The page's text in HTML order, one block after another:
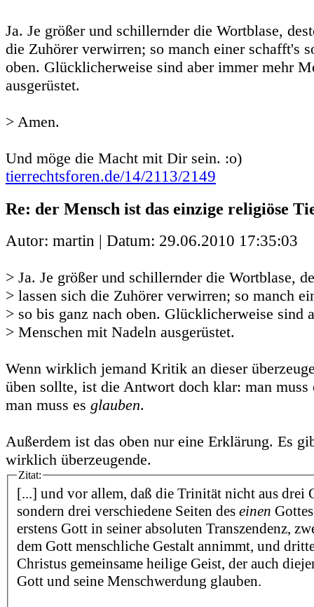
Ja. Je größer und schillernder die Wortblase,
die Zuhörer verwirren; so manch einer schafft's
oben. Glücklicherweise sind aber immer mehr
ausgerüstet.
> Amen.
Und möge die Macht mit Dir sein. :o)
tierrechtsforen.de/14/2113/2149
Re: der Mensch ist das einzige religiöse
Autor: martin | Datum: 29.06.2010 17:35:03
> Ja. Je größer und schillernder die Wortblase,
> lassen sich die Zuhörer verwirren; so manch
> so bis ganz nach oben. Glücklicherweise sind
> Menschen mit Nadeln ausgerüstet.
Wenn wirklich jemand Kritik an dieser
üben sollte, ist die Antwort doch klar: man muss
man muss es glauben.
Außerdem ist das oben nur eine Erklärung. Es
wirklich überzeugende.
Zitat:
[...] und vor allem, daß die Trinität nicht aus drei
sondern drei verschiedene Seiten des einen
erstens Gott in seiner absoluten Transzendenz,
dem Gott menschliche Gestalt annimmt, und
Christus gemeinsame heilige Geist, der auch
Gott und seine Menschwerdung glauben.